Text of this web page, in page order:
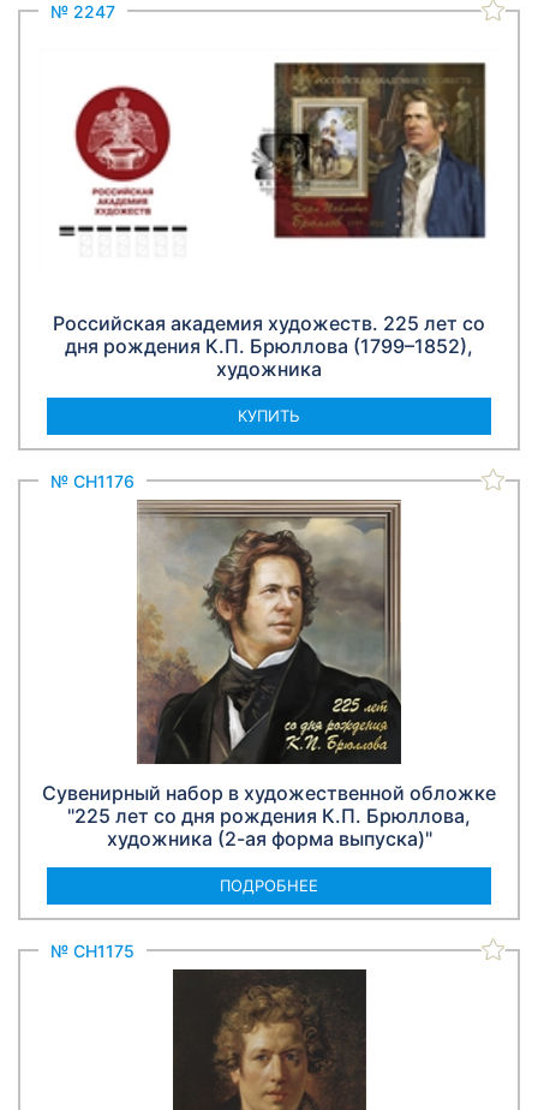
№ 2247
Российская академия художеств. 225 лет со
дня рождения К.П. Брюллова (1799–1852),
художника
КУПИТЬ
№ СН1176
Сувенирный набор в художественной обложке
"225 лет со дня рождения К.П. Брюллова,
художника (2-ая форма выпуска)"
ПОДРОБНЕЕ
№ СН1175